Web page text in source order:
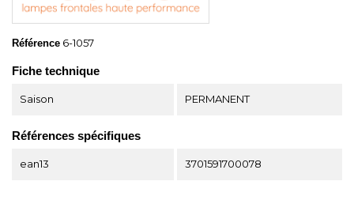
Référence 6-1057
Fiche technique
Saison PERMANENT
Références spécifiques
ean13 3701591700078